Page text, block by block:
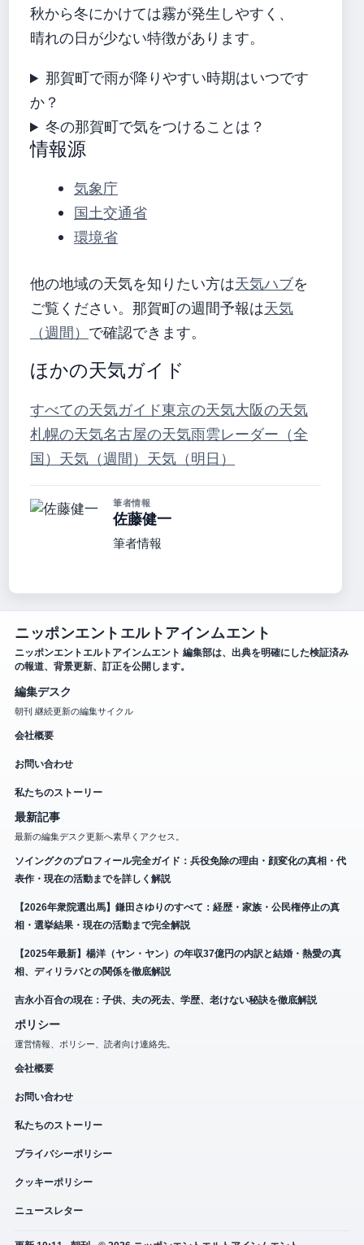
秋から冬にかけては霧が発生しやすく、
晴れの日が少ない特徴があります。
那賀町で雨が降りやすい時期はいつです
か？
冬の那賀町で気をつけることは？
情報源
気象庁
国土交通省
環境省
他の地域の天気を知りたい方は天気ハブを
ご覧ください。那賀町の週間予報は天気
（週間） で確認できます。
ほかの天気ガイド
すべての天気ガイド東京の天気大阪の天気
札幌の天気名古屋の天気雨雲レーダー（全
国） 天気（週間） 天気（明日）
筆者情報
佐藤健一
筆者情報
ニッポンエントエルトアインムエント
ニッポンエントエルトアインムエント 編集部は、出典を明確にした検証済み
の報道、背景更新、訂正を公開します。
編集デスク
朝刊 継続更新の編集サイクル
会社概要
お問い合わせ
私たちのストーリー
最新記事
最新の編集デスク更新へ素早くアクセス。
ソイングクのプロフィール完全ガイド：兵役免除の理由・顔変化の真相・代
表作・現在の活動までを詳しく解説
【2026年衆院選出馬】鎌田さゆりのすべて：経歴・家族・公民権停止の真
相・選挙結果・現在の活動まで完全解説
【2025年最新】楊洋（ヤン・ヤン）の年収37億円の内訳と結婚・熱愛の真
相、ディリラバとの関係を徹底解説
吉永小百合の現在：子供、夫の死去、学歴、老けない秘訣を徹底解説
ポリシー
運営情報、ポリシー、読者向け連絡先。
会社概要
お問い合わせ
私たちのストーリー
プライバシーポリシー
クッキーポリシー
ニュースレター